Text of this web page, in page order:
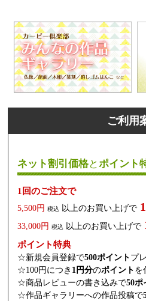
ご利用
ネット割引価格とポイント
1回のご注文で
5,500円 税込 以上のお買い上げで
33,000円 税込 以上のお買い上げで
ポイント特典
☆新規会員登録で500ポイント プ
☆100円につき 1円分のポイント を
☆商品レビューの書き込みで50ポ
☆作品ギャラリーへの作品投稿で